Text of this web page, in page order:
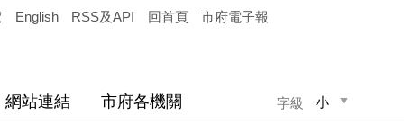
English RSS及API 回首頁 市府電子報
字級 小
網站連結 市府各機關